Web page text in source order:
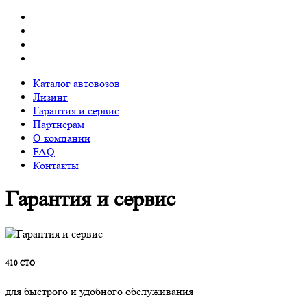
Каталог автовозов
Лизинг
Гарантия и сервис
Партнерам
О компании
FAQ
Контакты
Гарантия и сервис
410 СТО
для быстрого и удобного обслуживания